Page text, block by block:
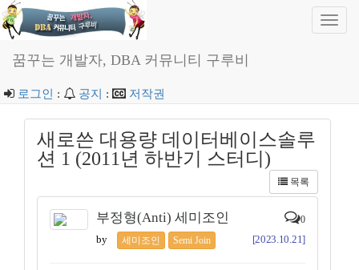
꿈꾸는 개발자, DBA 커뮤니티 구루비
로그인 : 공지 : 저작권
새로쓴 대용량 데이터베이스솔루
션 1 (2011년 하반기 스터디)
목록
부정형(Anti) 세미조인 0
by 세미조인 Semi Join [2023.10.21]